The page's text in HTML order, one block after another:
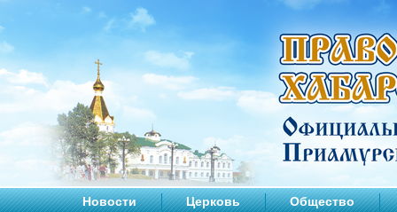
Новости Церковь Общество